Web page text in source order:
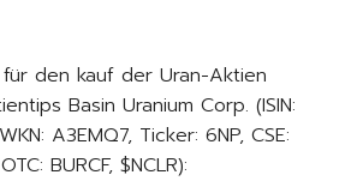
den kauf der Uran-Aktien
Basin Uranium Corp. (ISIN:
A3EMQ7, Ticker: 6NP, CSE:
BURCF, $NCLR):